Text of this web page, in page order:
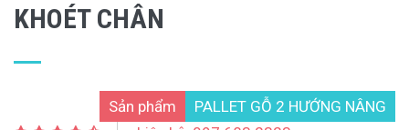
KHOÉT CHÂN
PALLET GỖ 2 HƯỚNG NÂNG
Sản phẩm